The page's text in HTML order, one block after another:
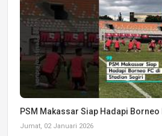
PSM Makassar Siap Hadapi Borneo
Jumat, 02 Januari 2026